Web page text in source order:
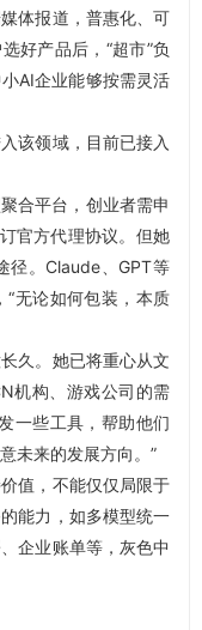
体报道，普惠化、可
好产品后，“超市”负
AI企业能够按需灵活
该领域，目前已接入
合平台，创业者需申
官方代理协议。但她
径。Claude、GPT等
无论如何包装，本质
久。她已将重心从文
机构、游戏公司的需
一些工具，帮助他们
未来的发展方向。”
值，不能仅仅局限于
能力，如多模型统一
企业账单等，灰色中